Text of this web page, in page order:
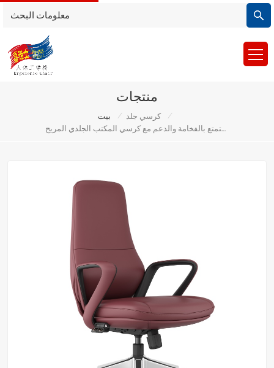
منتجات
بيت / كرسي جلد
/
استمتع بالفخامة والدعم مع كرسي المكتب الجلدي المريح ChuanyueB